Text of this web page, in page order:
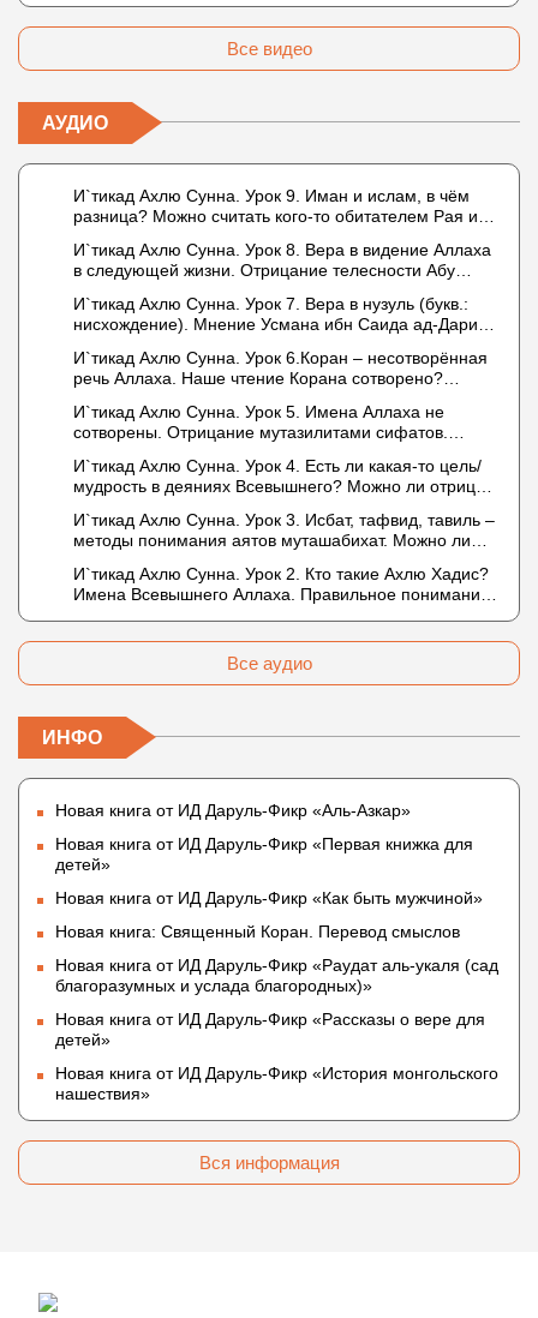
Все видео
АУДИО
И`тикад Ахлю Сунна. Урок 9. Иман и ислам, в чём
разница? Можно считать кого-то обитателем Рая или
И`тикад Ахлю Сунна. Урок 8. Вера в видение Аллаха
в следующей жизни. Отрицание телесности Абу
Усмана ибн Саида ад-Дарими. Иман – это слова,
дела и познание
И`тикад Ахлю Сунна. Урок 7. Вера в нузуль (букв.:
нисхождение). Мнение Усмана ибн Саида ад-Дарими
описывается физическим движением?
И`тикад Ахлю Сунна. Урок 6.Коран – несотворённая
речь Аллаха. Наше чтение Корана сотворено?
И`тикад Ахлю Сунна. Урок 5. Имена Аллаха не
сотворены. Отрицание мутазилитами сифатов.
И`тикад Ахлю Сунна. Урок 4. Есть ли какая-то цель/
мудрость в деяниях Всевышнего? Можно ли отрицать
не пришло в Коране и Сунне? Концепция ибн
Таймийи
И`тикад Ахлю Сунна. Урок 3. Исбат, тафвид, тавиль –
методы понимания аятов муташабихат. Можно ли
Что означает утверждение сифата «биля кейфа»
(без образа)?
И`тикад Ахлю Сунна. Урок 2. Кто такие Ахлю Хадис?
Имена Всевышнего Аллаха. Правильное понимание
Все аудио
ИНФО
Новая книга от ИД Даруль-Фикр «Аль-Азкар»
Новая книга от ИД Даруль-Фикр «Первая книжка для
детей»
Новая книга от ИД Даруль-Фикр «Как быть мужчиной»
Новая книга: Священный Коран. Перевод смыслов
Новая книга от ИД Даруль-Фикр «Раудат аль-укаля (cад
благоразумных и услада благородных)»
Новая книга от ИД Даруль-Фикр «Рассказы о вере для
детей»
Новая книга от ИД Даруль-Фикр «История монгольского
нашествия»
Вся информация